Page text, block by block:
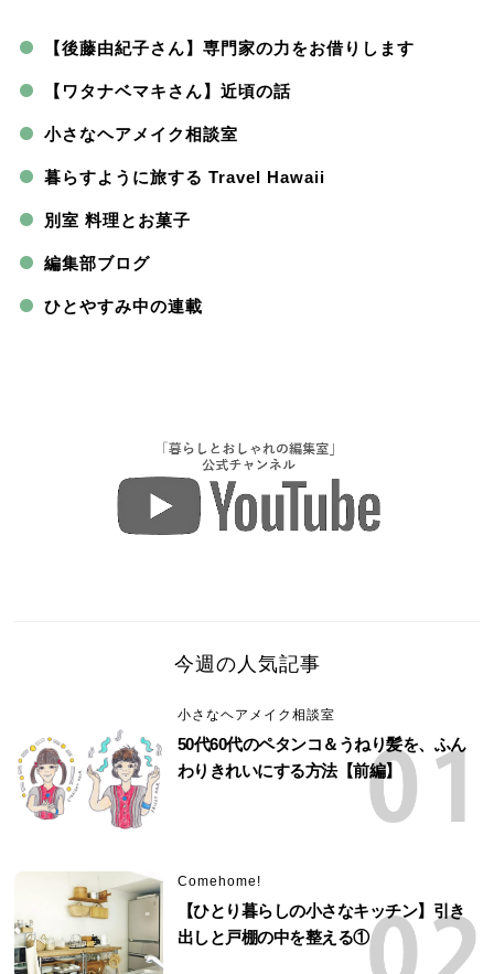
【後藤由紀子さん】専門家の力をお借りします
【ワタナベマキさん】近頃の話
小さなヘアメイク相談室
暮らすように旅する Travel Hawaii
別室 料理とお菓子
編集部ブログ
ひとやすみ中の連載
今週の人気記事
小さなヘアメイク相談室
50代60代のペタンコ＆うねり髪を、ふん
わりきれいにする方法【前編】
Comehome!
【ひとり暮らしの小さなキッチン】引き
出しと戸棚の中を整える①